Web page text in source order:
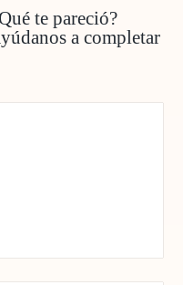
te pareció?
a completar